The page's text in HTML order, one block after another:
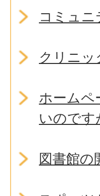
コミュ
クリニッ
ホームペ
いので
図書館の